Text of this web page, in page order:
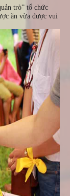
trò” tổ chức
ăn vừa được vui